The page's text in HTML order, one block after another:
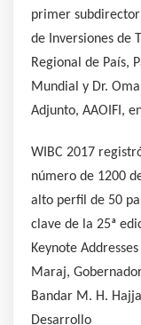
primer
de Inversiones de
Regional de País,
Mundial y Dr.
Adjunto, AAOIFI,
WIBC 2017
número de 1200
alto perfil de 50
clave de la 25ª
Keynote
Maraj,
Bandar M. H.
Desarrollo